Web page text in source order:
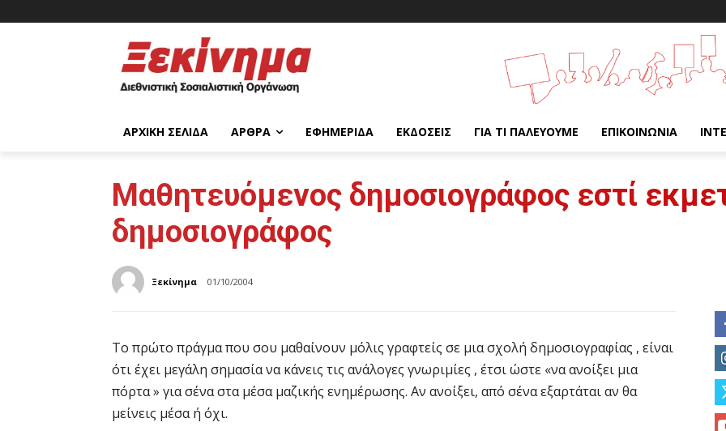
ΑΡΧΙΚΉ ΣΕΛΊΔΑ ΆΡΘΡΑ ΕΦΗΜΕΡΊΔΑ ΕΚΔΌΣΕΙΣ ΓΙΑ ΤΙ ΠΑΛΕΎΟΥΜΕ ΕΠΙΚΟΙΝΩΝΊΑ
Μαθητευόμενος δημοσιογράφος εστί
δημοσιογράφος
Ξεκίνημα 01/10/2004
Το πρώτο πράγμα που σου μαθαίνουν μόλις γραφτείς σε μια σχολή δημοσιογραφίας , είναι
ότι έχει μεγάλη σημασία να κάνεις τις ανάλογες γνωριμίες , έτσι ώστε «να ανοίξει μια
πόρτα » για σένα στα μέσα μαζικής ενημέρωσης. Αν ανοίξει, από σένα εξαρτάται αν θα
μείνεις μέσα ή όχι.